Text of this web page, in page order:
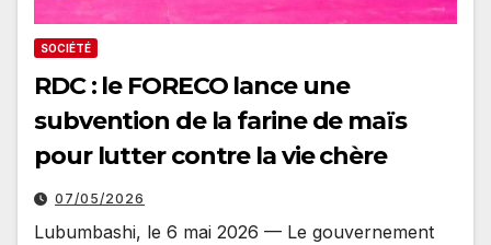
SOCIÉTÉ
RDC : le FORECO lance une
subvention de la farine de maïs
pour lutter contre la vie chère
07/05/2026
Lubumbashi, le 6 mai 2026 — Le gouvernement